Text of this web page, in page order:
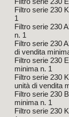
Filtro serie 230
1
Filtro serie 230
n. 1
Filtro serie 230
di vendita
Filtro serie 230
minima n. 1
Filtro serie 230
unità di vendita
Filtro serie 230
minima n. 1
Filtro serie 230